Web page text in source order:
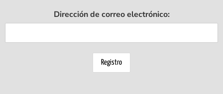
Dirección de correo electrónico: